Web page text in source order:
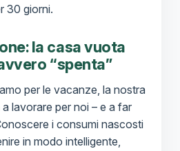
30 giorni.
la casa vuota
“spenta”
per le vacanze, la nostra
lavorare per noi – e a far
i consumi nascosti
in modo intelligente,